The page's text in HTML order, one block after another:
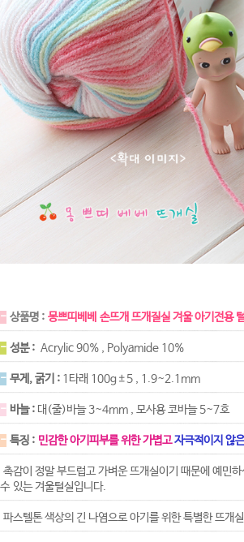
- 상품명 : 몽쁘띠베베 손뜨개 뜨개질실 겨울 아기전용
- 성분 : Acrylic 90% , Polyamide 10%
- 무게, 굵기 : 1타래 100g±5 , 1.9~2.1mm
- 바늘 : 대(줄)바늘 3~4mm , 모사용 코바늘 5~7호
- 특징 : 민감한 아기피부를 위한 가볍고자극적이지 않
촉감이 정말 부드럽고 가벼운 뜨개실이기 때문에 예민
수 있는 겨울털실입니다.
파스텔톤 색상의 긴 나염으로 아기를 위한 특별한 뜨개